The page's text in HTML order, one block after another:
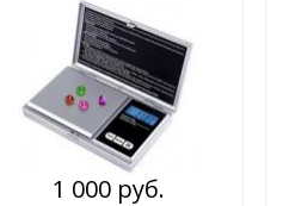
1 000 руб.